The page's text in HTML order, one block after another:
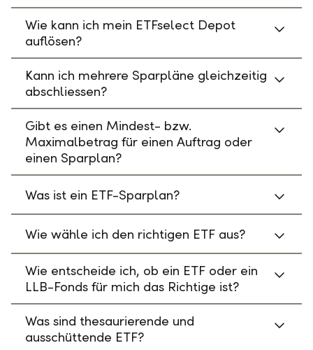
Wie kann ich mein ETFselect Depot
auflösen?
Kann ich mehrere Sparpläne gleichzeitig
abschliessen?
Gibt es einen Mindest- bzw.
Maximalbetrag für einen Auftrag oder
einen Sparplan?
Was ist ein ETF-Sparplan?
Wie wähle ich den richtigen ETF aus?
Wie entscheide ich, ob ein ETF oder ein
LLB-Fonds für mich das Richtige ist?
Was sind thesaurierende und
ausschüttende ETF?